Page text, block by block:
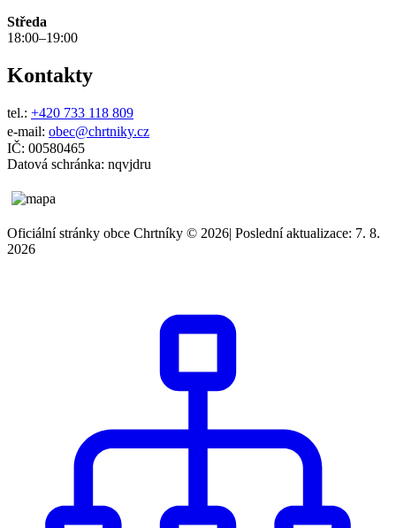
Středa
18:00–19:00
Kontakty
tel.: +420 733 118 809
e-mail: obec@chrtniky.cz
IČ: 00580465
Datová schránka: nqvjdru
Oficiální stránky obce Chrtníky © 2026| Poslední aktualizace: 7. 8.
2026